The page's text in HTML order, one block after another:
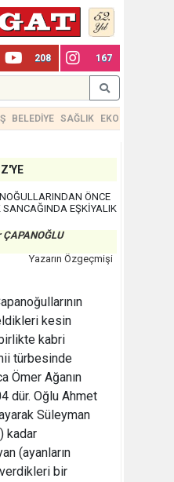
208 167
BELEDİYE SAĞLIK EKONOMİ
ÖNCE
SANCAĞINDA EŞKİYALIK
Yazarın Özgeçmişi
kesin
kabri
türbesinde
Ömer Ağanın
dür. Oğlu Ahmet
Süleyman
kadar
(ayanların
bir